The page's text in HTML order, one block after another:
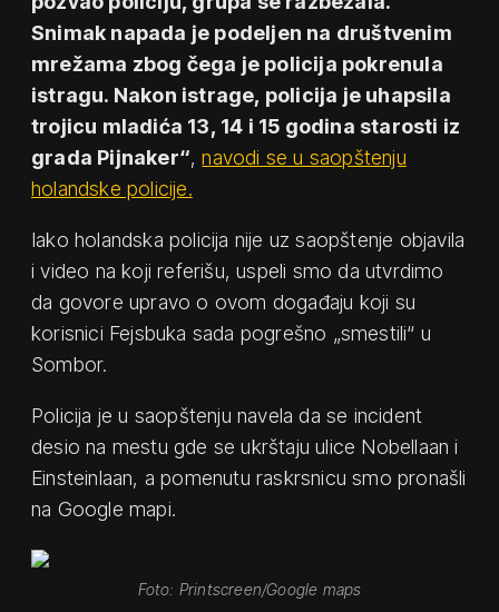
Snimak napada je podeljen na društvenim
mrežama zbog čega je policija pokrenula
istragu. Nakon istrage, policija je uhapsila
trojicu mladića 13, 14 i 15 godina starosti iz
grada Pijnaker“,navodi se u saopštenju
holandske policije.
Iako holandska policija nije uz saopštenje objavila
i video na koji referišu, uspeli smo da utvrdimo
da govore upravo o ovom događaju koji su
korisnici Fejsbuka sada pogrešno „smestili“ u
Sombor.
Policija je u saopštenju navela da se incident
desio na mestu gde se ukrštaju ulice Nobellaan i
Einsteinlaan, a pomenutu raskrsnicu smo pronašli
na Google mapi.
Foto: Printscreen/Google maps